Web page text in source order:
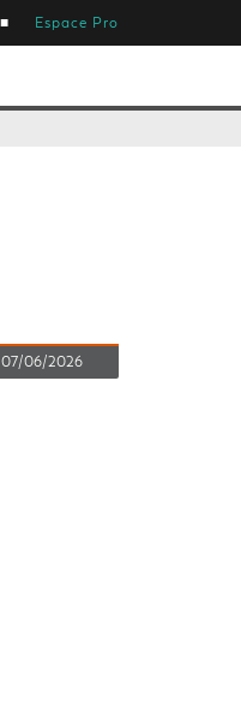
Espace Pro
07/06/2026